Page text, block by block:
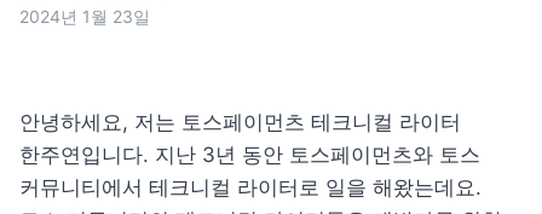
2024년 1월 23일
안녕하세요, 저는 토스페이먼츠 테크니컬 라이터
한주연입니다. 지난 3년 동안 토스페이먼츠와 토스
커뮤니티에서 테크니컬 라이터로 일을 해왔는데요.